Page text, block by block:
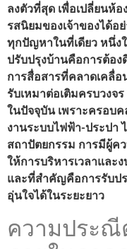
ลงตัวที่สุด เพื่อเปลี่ยนห้
รสนิยมของเจ้าของได้อ
ทุกปัญหาในที่เดียว หนึ่ง
ปรับปรุงบ้านคือการต้อ
การสื่อสารที่คลาดเคลื่อ
รับเหมาต่อเติมครบวงจ
ในปัจจุบัน เพราะครอบ
งานระบบไฟฟ้า-ประปา
สถาปัตยกรรม การมีผู้ค
ให้การบริหารเวลาและ
และที่สำคัญคือการรับป
อุ่นใจได้ในระยะยาว
ความประณี